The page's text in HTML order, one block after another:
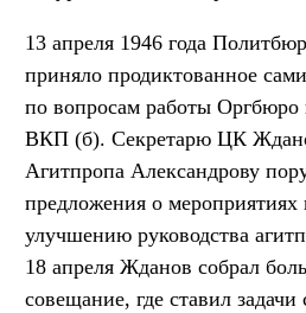
13 апреля 1946 года
приняло продиктованное
по вопросам работы
ВКП (б). Секретарю ЦК
Агитпропа Александрову
предложения о мероприятиях
улучшению руководства
18 апреля Жданов собрал
совещание, где ставил